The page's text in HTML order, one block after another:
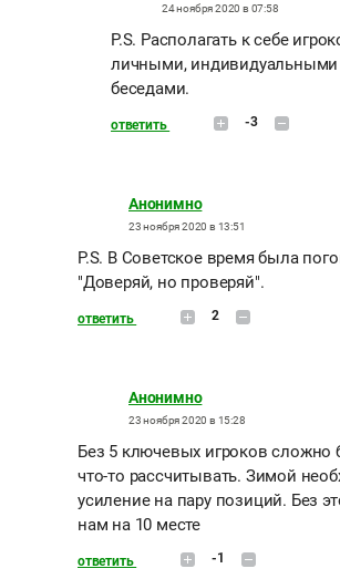
24 ноября 2020 в 07:58
P.S. Располагать к себе
личными, индивидуальными
беседами.
ответить -3
Анонимно
23 ноября 2020 в 13:51
P.S. В Советское время была
"Доверяй, но проверяй".
ответить 2
Анонимно
23 ноября 2020 в 15:28
Без 5 ключевых игроков сложно
что-то рассчитывать. Зимой
усиление на пару позиций. Без
нам на 10 месте
ответить -1